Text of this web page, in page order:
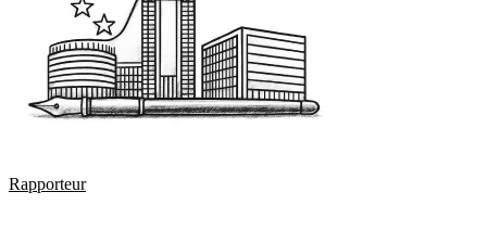
Rapporteur